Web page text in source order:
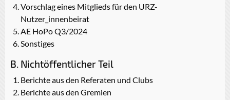
Vorschlag eines Mitglieds für den URZ-
Nutzer_innenbeirat
AE HoPo Q3/2024
Sonstiges
B. Nichtöffentlicher Teil
Berichte aus den Referaten und Clubs
Berichte aus den Gremien